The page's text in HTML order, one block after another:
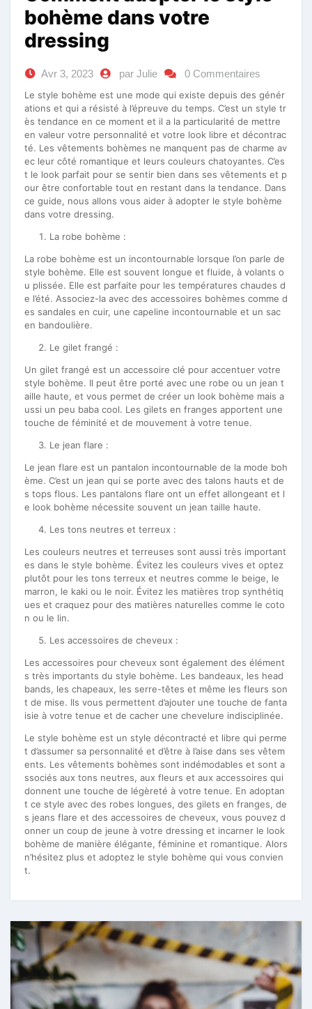
bohème dans votre
dressing
Avr 3, 2023 par Julie 0 Commentaires
Le style bohème est une mode qui existe depuis des génér
ations et qui a résisté à l’épreuve du temps. C’est un style tr
ès tendance en ce moment et il a la particularité de mettre
en valeur votre personnalité et votre look libre et décontrac
té. Les vêtements bohèmes ne manquent pas de charme av
ec leur côté romantique et leurs couleurs chatoyantes. C’es
t le look parfait pour se sentir bien dans ses vêtements et p
our être confortable tout en restant dans la tendance. Dans
ce guide, nous allons vous aider à adopter le style bohème
dans votre dressing.
La robe bohème :
La robe bohème est un incontournable lorsque l’on parle de
style bohème. Elle est souvent longue et fluide, à volants o
u plissée. Elle est parfaite pour les températures chaudes d
e l’été. Associez-la avec des accessoires bohèmes comme d
es sandales en cuir, une capeline incontournable et un sac
en bandoulière.
Le gilet frangé :
Un gilet frangé est un accessoire clé pour accentuer votre
style bohème. Il peut être porté avec une robe ou un jean t
aille haute, et vous permet de créer un look bohème mais a
ussi un peu baba cool. Les gilets en franges apportent une
touche de féminité et de mouvement à votre tenue.
Le jean flare :
Le jean flare est un pantalon incontournable de la mode boh
ème. C’est un jean qui se porte avec des talons hauts et de
s tops flous. Les pantalons flare ont un effet allongeant et l
e look bohème nécessite souvent un jean taille haute.
Les tons neutres et terreux :
Les couleurs neutres et terreuses sont aussi très important
es dans le style bohème. Évitez les couleurs vives et optez
plutôt pour les tons terreux et neutres comme le beige, le
marron, le kaki ou le noir. Évitez les matières trop synthétiq
ues et craquez pour des matières naturelles comme le coto
n ou le lin.
Les accessoires de cheveux :
Les accessoires pour cheveux sont également des élément
s très importants du style bohème. Les bandeaux, les head
bands, les chapeaux, les serre-têtes et même les fleurs son
t de mise. Ils vous permettent d’ajouter une touche de fanta
isie à votre tenue et de cacher une chevelure indisciplinée.
Le style bohème est un style décontracté et libre qui perme
t d’assumer sa personnalité et d’être à l’aise dans ses vêtem
ents. Les vêtements bohèmes sont indémodables et sont a
ssociés aux tons neutres, aux fleurs et aux accessoires qui
donnent une touche de légèreté à votre tenue. En adoptan
t ce style avec des robes longues, des gilets en franges, de
s jeans flare et des accessoires de cheveux, vous pouvez d
onner un coup de jeune à votre dressing et incarner le look
bohème de manière élégante, féminine et romantique. Alors
n’hésitez plus et adoptez le style bohème qui vous convien
t.